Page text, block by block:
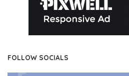
FOLLOW SOCIALS